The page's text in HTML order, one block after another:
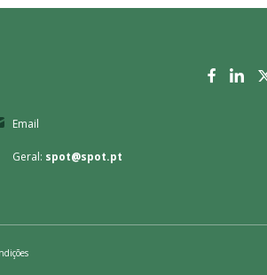
Email
Geral: spot@spot.pt